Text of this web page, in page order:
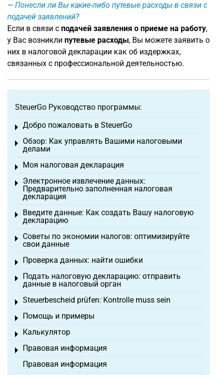
Понесли ли Вы какие-либо путевые расходы в связи с
подачей заявлений?
Если в связи с подачей заявления о приеме на работу,
у Вас возникли путевые расходы, Вы можете заявить о
них в налоговой декларации как об издержках,
связанных с профессиональной деятельностью.
SteuerGo Руководство программы:
Добро пожаловать в SteuerGo
Toggle menu
Обзор: Как управлять Вашими налоговыми
делами
Toggle menu
Моя налоговая декларация
Toggle menu
Электронное извлечение данных:
Предварительно заполненная налоговая
декларация
Toggle menu
Введите данные: Как создать Вашу налоговую
декларацию
Toggle menu
Советы по экономии налогов: оптимизируйте
свои данные
Toggle menu
Проверка данных: найти ошибки
Toggle menu
Подать налоговую декларацию: отправить
данные в налоговый орган
Toggle menu
Steuerbescheid prüfen: Kontrolle muss sein
Toggle menu
Помощь и примеры
Toggle menu
Калькулятор
Toggle menu
Правовая информация
Toggle menu
Правовая информация